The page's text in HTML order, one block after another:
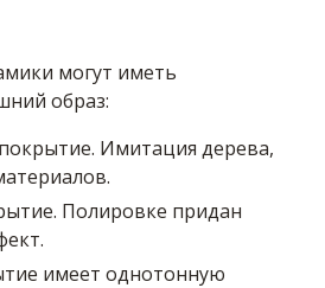
могут иметь
образ:
Имитация дерева,
Полировке придан
имеет однотонную